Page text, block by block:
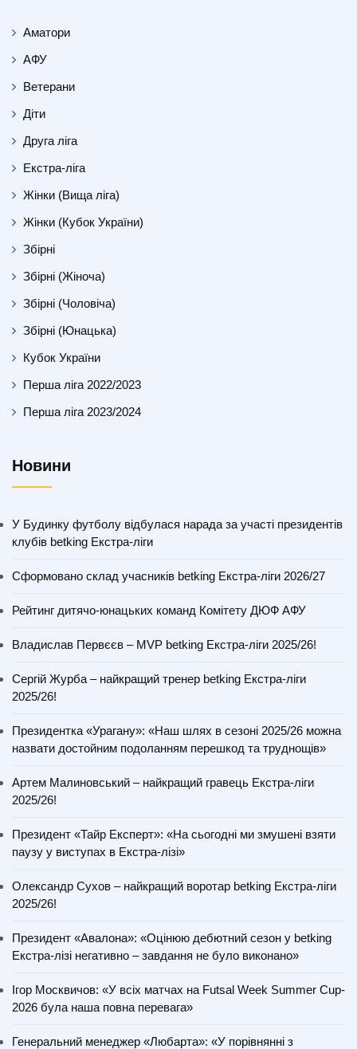
Аматори
АФУ
Ветерани
Діти
Друга ліга
Екстра-ліга
Жінки (Вища ліга)
Жінки (Кубок України)
Збірні
Збірні (Жіноча)
Збірні (Чоловіча)
Збірні (Юнацька)
Кубок України
Перша ліга 2022/2023
Перша ліга 2023/2024
Новини
У Будинку футболу відбулася нарада за участі президентів
клубів betking Екстра-ліги
Сформовано склад учасників betking Екстра-ліги 2026/27
Рейтинг дитячо-юнацьких команд Комітету ДЮФ АФУ
Владислав Первєєв – MVP betking Екстра-ліги 2025/26!
Сергій Журба – найкращий тренер betking Екстра-ліги
2025/26!
Президентка «Урагану»: «Наш шлях в сезоні 2025/26 можна
назвати достойним подоланням перешкод та труднощів»
Артем Малиновський – найкращий гравець Екстра-ліги
2025/26!
Президент «Тайр Експерт»: «На сьогодні ми змушені взяти
паузу у виступах в Екстра-лізі»
Олександр Сухов – найкращий воротар betking Екстра-ліги
2025/26!
Президент «Авалона»: «Оцінюю дебютний сезон у betking
Екстра-лізі негативно – завдання не було виконано»
Ігор Москвичов: «У всіх матчах на Futsal Week Summer Cup-
2026 була наша повна перевага»
Генеральний менеджер «Любарта»: «У порівнянні з